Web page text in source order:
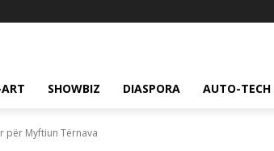
SHOWBIZ DIASPORA AUTO-TECH
për Myftiun Tërnava